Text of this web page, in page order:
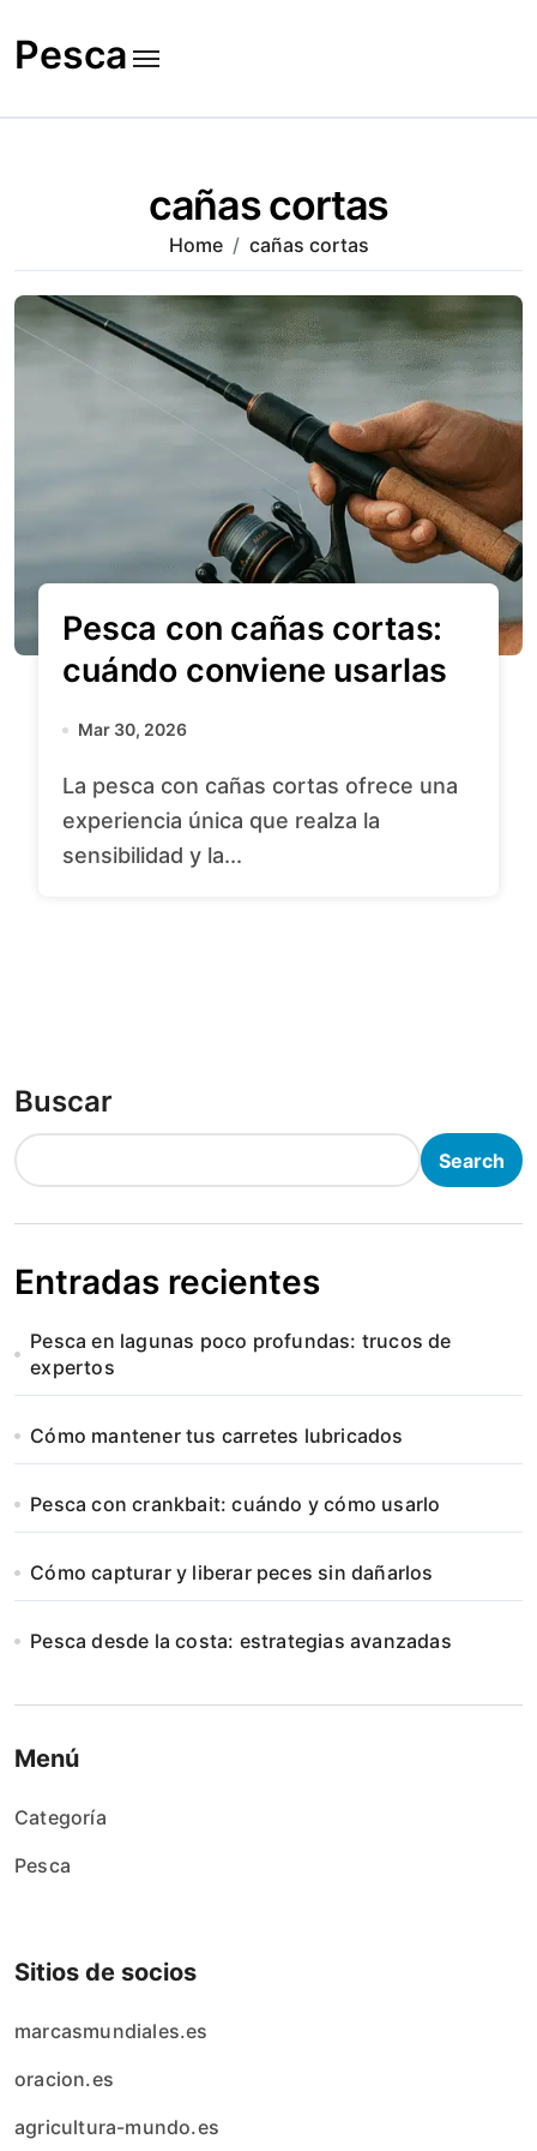
to
content
Pesca
cañas cortas
Home cañas cortas
Pesca con cañas cortas:
cuándo conviene usarlas
Mar 30, 2026
La pesca con cañas cortas ofrece una
experiencia única que realza la
sensibilidad y la...
Buscar
Search
Entradas recientes
Pesca en lagunas poco profundas: trucos de
expertos
Cómo mantener tus carretes lubricados
Pesca con crankbait: cuándo y cómo usarlo
Cómo capturar y liberar peces sin dañarlos
Pesca desde la costa: estrategias avanzadas
Menú
Categoría
Pesca
Sitios de socios
marcasmundiales.es
oracion.es
agricultura-mundo.es